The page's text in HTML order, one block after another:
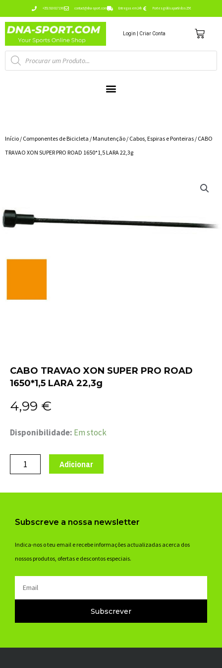
para
conteúdo
+351 910 017 190 contact@dna-sport.com Entregas em 24h Portes grátis a partir dos 25€
Login | Criar Conta
Pesquisa
de
produtos
Início / Componentes de Bicicleta / Manutenção / Cabos, Espiras e Ponteiras / CABO
TRAVAO XON SUPER PRO ROAD 1650*1,5 LARA 22,3g
CABO TRAVAO XON SUPER PRO ROAD
1650*1,5 LARA 22,3g
4,99 €
Disponibilidade: Em stock
Quantidade
CABO
TRAVAO
1650*1,5
LARA
Adicionar
Subscreve a nossa newsletter
Indica-nos o teu email e recebe informações actualizadas acerca dos
nossos produtos, ofertas e descontos especiais.
Subscrever